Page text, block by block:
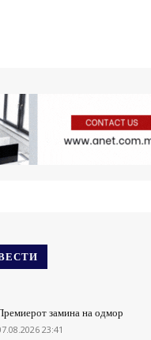
замина на одмор
23:41